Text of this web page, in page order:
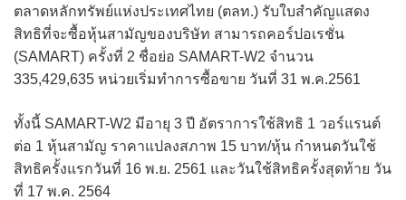
ตลาดหลักทรัพย์แห่งประเทศไทย (ตลท.) รับใบสำคัญแสดง
สิทธิที่จะซื้อหุ้นสามัญของบริษัท สามารถคอร์ปอเรชั่น
(SAMART) ครั้งที่ 2 ชื่อย่อ SAMART-W2 จำนวน
335,429,635 หน่วยเริ่มทำการซื้อขาย วันที่ 31 พ.ค.2561
ทั้งนี้ SAMART-W2 มีอายุ 3 ปี อัตราการใช้สิทธิ 1 วอร์แรนต์
ต่อ 1 หุ้นสามัญ ราคาแปลงสภาพ 15 บาท/หุ้น กำหนดวันใช้
สิทธิครั้งแรกวันที่ 16 พ.ย. 2561 และวันใช้สิทธิครั้งสุดท้าย วัน
ที่ 17 พ.ค. 2564